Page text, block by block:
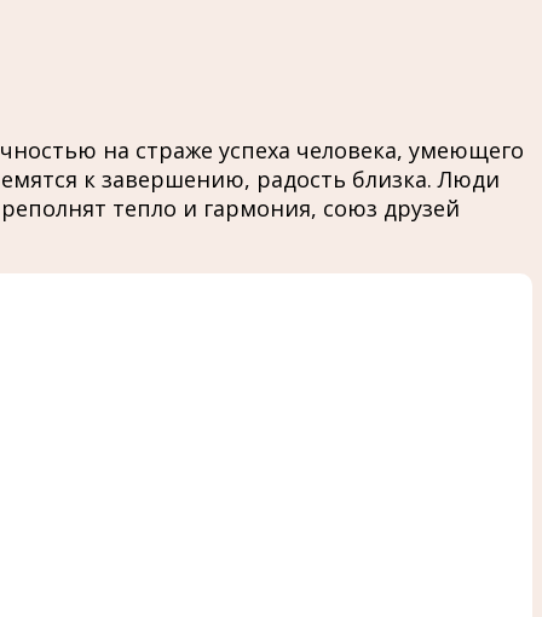
на страже успеха человека, умеющего
к завершению, радость близка. Люди
тепло и гармония, союз друзей